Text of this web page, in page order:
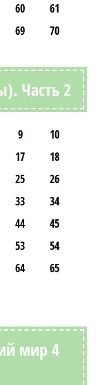
60
61
69 70
Часть 2
9
10
17
18
25
26
33
34
44
45
53
54
64
65
мир 4